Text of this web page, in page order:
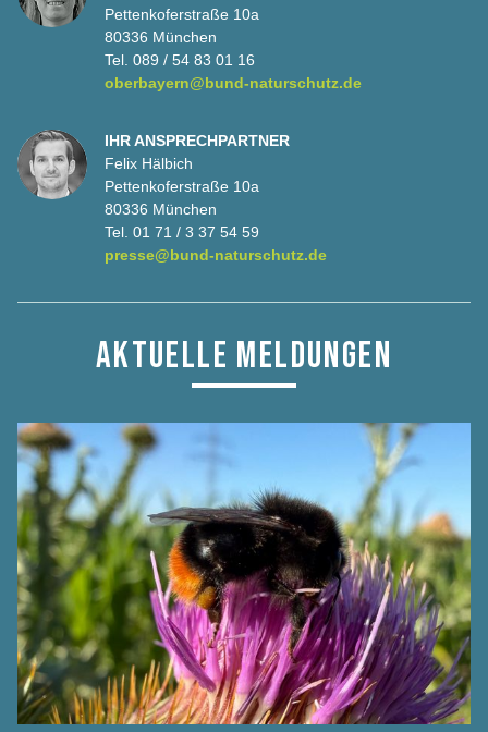
Pettenkoferstraße 10a
80336 München
Tel. 089 / 54 83 01 16
oberbayern@bund-naturschutz.de
IHR ANSPRECHPARTNER
Felix Hälbich
Pettenkoferstraße 10a
80336 München
Tel. 01 71 / 3 37 54 59
presse@bund-naturschutz.de
AKTUELLE MELDUNGEN